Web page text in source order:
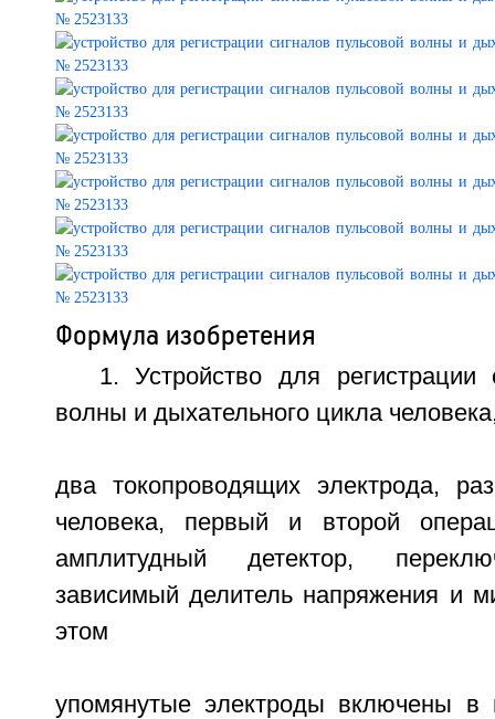
Формула изобретения
1. Устройство для регистрации
волны и дыхательного цикла
два токопроводящих электрода,
человека, первый и второй
амплитудный детектор,
зависимый делитель напряжения и
этом
упомянутые электроды включены в